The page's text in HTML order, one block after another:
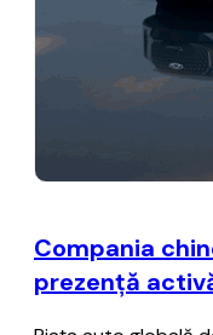
Compania
prezenţă